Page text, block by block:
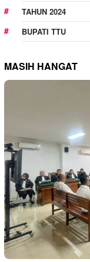
TAHUN 2024
BUPATI TTU
MASIH HANGAT